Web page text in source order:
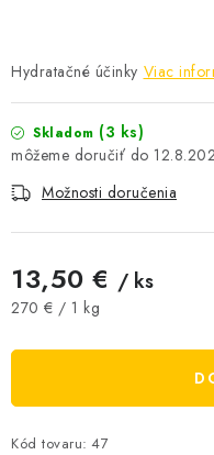
ČOKOLÁDA
Kamenná predajňa Náš
Kontakty
Doprava a platba
Hydratačné účinky Viac
Skladom (3 ks)
Možnosti doručenia
13,50 € / ks
Jednotková cena:
270 € / 1 kg
Kód tovaru: 47